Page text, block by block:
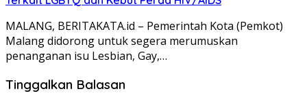
MALANG, BERITAKATA.id – Pemerintah Kota (Pemkot)
Malang didorong untuk segera merumuskan
penanganan isu Lesbian, Gay,…
Tinggalkan Balasan